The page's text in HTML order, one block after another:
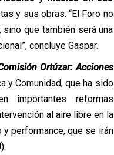
y sus obras. “El Foro no
que también será una
concluye Gaspar.
Ortúzar: Acciones
y Comunidad, que ha sido
importantes reformas
al aire libre en la
performance, que se irán